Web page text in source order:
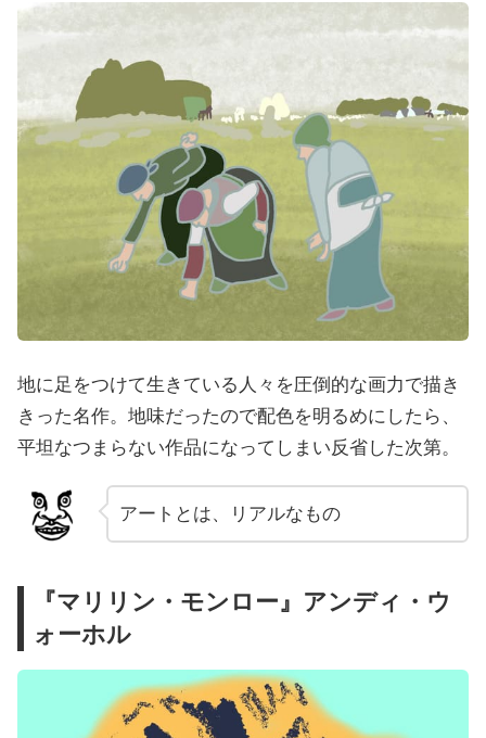
地に足をつけて生きている人々を圧倒的な画力で描き
きった名作。地味だったので配色を明るめにしたら、
平坦なつまらない作品になってしまい反省した次第。
アートとは、リアルなもの
『マリリン・モンロー』アンディ・ウ
ォーホル